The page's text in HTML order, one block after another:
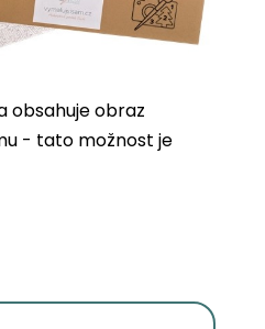
obsahuje obraz
- tato možnost je